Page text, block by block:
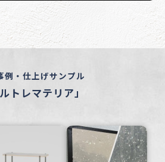
例・仕上げサンプル
ルトレマテリア」